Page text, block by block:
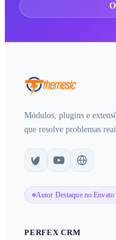
Módulos, plugins e
que resolve problemas
Autor Destaque no Envato
PERFEX CRM